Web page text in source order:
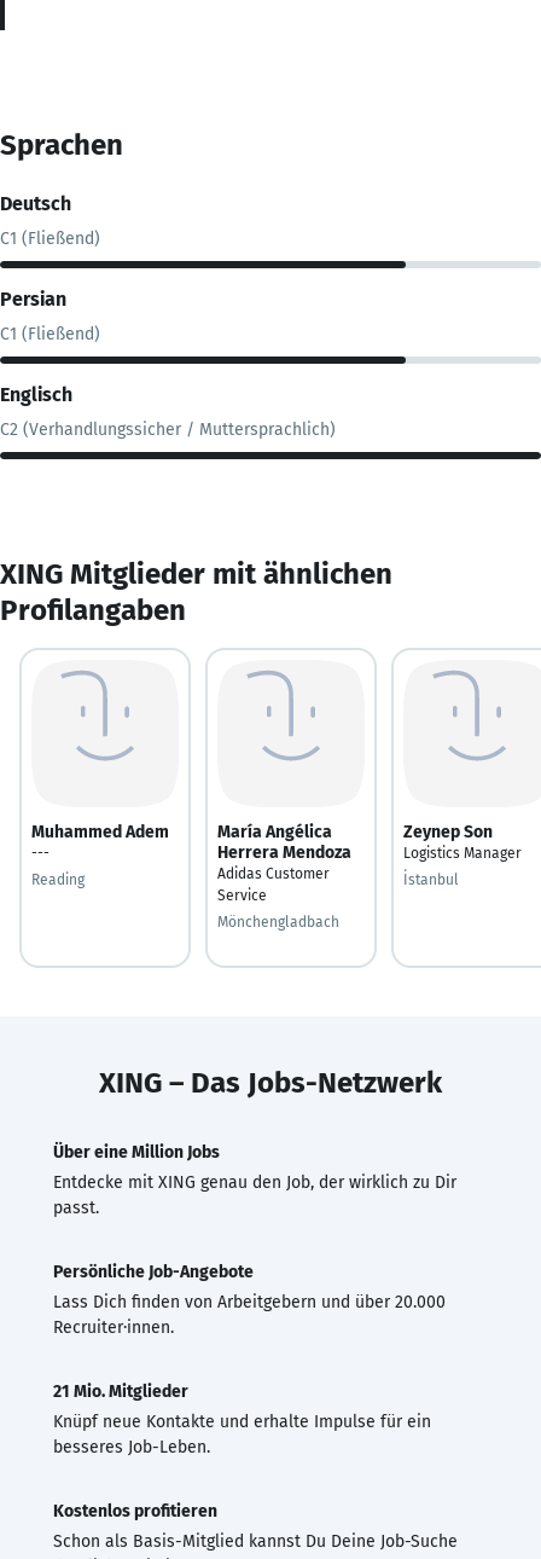
Sprachen
Deutsch
C1 (Fließend)
Persian
C1 (Fließend)
Englisch
C2 (Verhandlungssicher / Muttersprachlich)
XING Mitglieder mit ähnlichen
Profilangaben
Muhammed Adem
---
Reading
María Angélica
Herrera Mendoza
Adidas Customer
Service
Mönchengladbach
Zeynep Son
Logistics Manager
İstanbul
XING – Das Jobs-Netzwerk
Über eine Million Jobs
Entdecke mit XING genau den Job, der wirklich zu Dir
passt.
Persönliche Job-Angebote
Lass Dich finden von Arbeitgebern und über 20.000
Recruiter·innen.
21 Mio. Mitglieder
Knüpf neue Kontakte und erhalte Impulse für ein
besseres Job-Leben.
Kostenlos profitieren
Schon als Basis-Mitglied kannst Du Deine Job-Suche